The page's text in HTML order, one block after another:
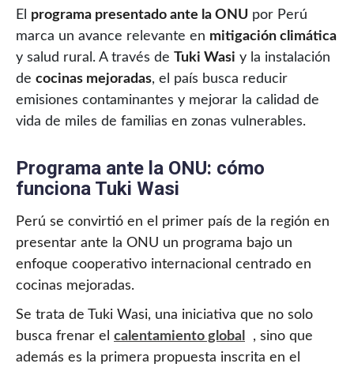
El programa presentado ante la ONU por Perú
marca un avance relevante en mitigación climática
y salud rural. A través de
Tuki Wasi y la instalación
de cocinas mejoradas, el país busca reducir
emisiones contaminantes y mejorar la calidad de
vida de miles de familias en zonas vulnerables.
Programa ante la ONU: cómo
funciona Tuki Wasi
Perú se convirtió en el primer país de la región en
presentar ante la ONU un programa bajo un
enfoque cooperativo internacional centrado en
cocinas mejoradas.
Se trata de Tuki Wasi, una iniciativa que no solo
busca frenar el calentamiento global
, sino que
además es la primera propuesta inscrita en el